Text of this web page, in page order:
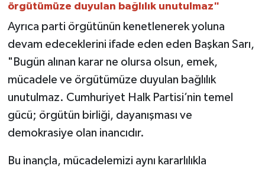
örgütümüze duyulan bağlılık unutulmaz"
Ayrıca parti örgütünün kenetlenerek yoluna
devam edeceklerini ifade eden eden Başkan Sarı,
"Bugün alınan karar ne olursa olsun, emek,
mücadele ve örgütümüze duyulan bağlılık
unutulmaz. Cumhuriyet Halk Partisi’nin temel
gücü; örgütün birliği, dayanışması ve
demokrasiye olan inancıdır.
Bu inançla, mücadelemizi aynı kararlılıkla